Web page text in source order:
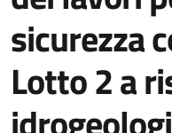
sicurezza
Lotto 2 a